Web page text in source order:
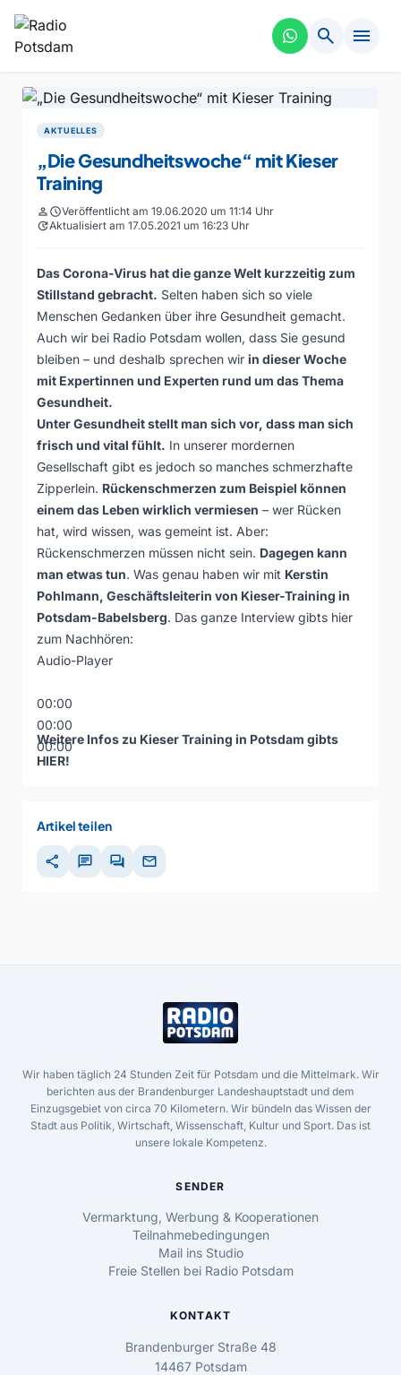
search menu
AKTUELLES
„Die Gesundheitswoche“ mit Kieser
Training
personscheduleVeröffentlicht am 19.06.2020 um 11:14 Uhr
updateAktualisiert am 17.05.2021 um 16:23 Uhr
Das Corona-Virus hat die ganze Welt kurzzeitig zum
Stillstand gebracht. Selten haben sich so viele
Menschen Gedanken über ihre Gesundheit gemacht.
Auch wir bei Radio Potsdam wollen, dass Sie gesund
bleiben – und deshalb sprechen wir in dieser Woche
mit Expertinnen und Experten rund um das Thema
Gesundheit.
Unter Gesundheit stellt man sich vor, dass man sich
frisch und vital fühlt. In unserer mordernen
Gesellschaft gibt es jedoch so manches schmerzhafte
Zipperlein. Rückenschmerzen zum Beispiel können
einem das Leben wirklich vermiesen – wer Rücken
hat, wird wissen, was gemeint ist. Aber:
Rückenschmerzen müssen nicht sein. Dagegen kann
man etwas tun. Was genau haben wir mit Kerstin
Pohlmann, Geschäftsleiterin von Kieser-Training in
Potsdam-Babelsberg. Das ganze Interview gibts hier
zum Nachhören:
Audio-Player
00:00
00:00
00:00
Weitere Infos zu Kieser Training in Potsdam gibts
HIER!
Artikel teilen
share chat forum mail
Wir haben täglich 24 Stunden Zeit für Potsdam und die Mittelmark. Wir
berichten aus der Brandenburger Landeshauptstadt und dem
Einzugsgebiet von circa 70 Kilometern. Wir bündeln das Wissen der
Stadt aus Politik, Wirtschaft, Wissenschaft, Kultur und Sport. Das ist
unsere lokale Kompetenz.
SENDER
Vermarktung, Werbung & Kooperationen
Teilnahmebedingungen
Mail ins Studio
Freie Stellen bei Radio Potsdam
KONTAKT
Brandenburger Straße 48
14467 Potsdam